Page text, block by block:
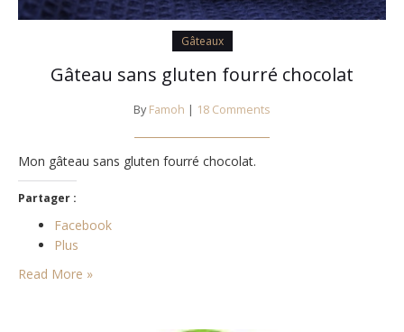
Gâteaux
Gâteau sans gluten fourré chocolat
By Famoh | 18 Comments
Mon gâteau sans gluten fourré chocolat.
Partager :
Facebook
Plus
Read More »